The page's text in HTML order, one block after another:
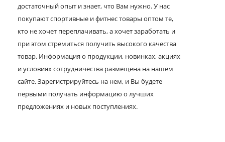
достаточный опыт и знает, что Вам нужно. У нас
покупают спортивные и фитнес товары оптом те,
кто не хочет переплачивать, а хочет заработать и
при этом стремиться получить высокого качества
товар. Информация о продукции, новинках, акциях
и условиях сотрудничества размещена на нашем
сайте. Зарегистрируйтесь на нем, и Вы будете
первыми получать информацию о лучших
предложениях и новых поступлениях.